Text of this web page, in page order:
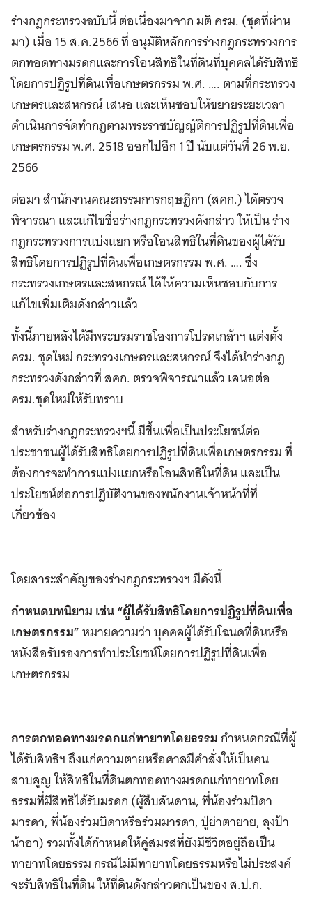
ร่างกฎกระทรวงฉบับนี้ ต่อเนื่องมาจาก มติ ครม. (ชุดที่ผ่าน
มา) เมื่อ 15 ส.ค.2566 ที่ อนุมัติหลักการร่างกฎกระทรวงการ
ตกทอดทางมรดกและการโอนสิทธิในที่ดินที่บุคคลได้รับสิทธิ
โดยการปฏิรูปที่ดินเพื่อเกษตรกรรม พ.ศ. …. ตามที่กระทรวง
เกษตรและสหกรณ์ เสนอ และเห็นชอบให้ขยายระยะเวลา
ดำเนินการจัดทำกฎตามพระราชบัญญัติการปฏิรูปที่ดินเพื่อ
เกษตรกรรม พ.ศ. 2518 ออกไปอีก 1 ปี นับแต่วันที่ 26 พ.ย.
2566
ต่อมา สำนักงานคณะกรรมการกฤษฎีกา (สคก.) ได้ตรวจ
พิจารณา และแก้ไขชื่อร่างกฎกระทรวงดังกล่าว ให้เป็น ร่าง
กฎกระทรวงการแบ่งแยก หรือโอนสิทธิในที่ดินของผู้ได้รับ
สิทธิโดยการปฏิรูปที่ดินเพื่อเกษตรกรรม พ.ศ. …. ซึ่ง
กระทรวงเกษตรและสหกรณ์ ได้ให้ความเห็นชอบกับการ
แก้ไขเพิ่มเติมดังกล่าวแล้ว
ทั้งนี้ภายหลังได้มีพระบรมราชโองการโปรดเกล้าฯ แต่งตั้ง
ครม. ชุดใหม่ กระทรวงเกษตรและสหกรณ์ จึงได้นำร่างกฎ
กระทรวงดังกล่าวที่ สคก. ตรวจพิจารณาแล้ว เสนอต่อ
ครม.ชุดใหม่ให้รับทราบ
สำหรับร่างกฎกระทรวงฯนี้ มีขึ้นเพื่อเป็นประโยชน์ต่อ
ประชาชนผู้ได้รับสิทธิโดยการปฏิรูปที่ดินเพื่อเกษตรกรรม ที่
ต้องการจะทำการแบ่งแยกหรือโอนสิทธิในที่ดิน และเป็น
ประโยชน์ต่อการปฏิบัติงานของพนักงานเจ้าหน้าที่ที่
เกี่ยวข้อง
โดยสาระสำคัญของร่างกฎกระทรวงฯ มีดังนี้
กำหนดบทนิยาม เช่น “ผู้ได้รับสิทธิโดยการปฏิรูปที่ดินเพื่อ
เกษตรกรรม”หมายความว่า บุคคลผู้ได้รับโฉนดที่ดินหรือ
หนังสือรับรองการทำประโยชน์โดยการปฏิรูปที่ดินเพื่อ
เกษตรกรรม
การตกทอดทางมรดกแก่ทายาทโดยธรรมกำหนดกรณีที่ผู้
ได้รับสิทธิฯ ถึงแก่ความตายหรือศาลมีคำสั่งให้เป็นคน
สาบสูญ ให้สิทธิในที่ดินตกทอดทางมรดกแก่ทายาทโดย
ธรรมที่มีสิทธิได้รับมรดก (ผู้สืบสันดาน, พี่น้องร่วมบิดา
มารดา, พี่น้องร่วมบิดาหรือร่วมมารดา, ปู่ย่าตายาย, ลุงป้า
น้าอา) รวมทั้งได้กำหนดให้คู่สมรสที่ยังมีชีวิตอยู่ถือเป็น
ทายาทโดยธรรม กรณีไม่มีทายาทโดยธรรมหรือไม่ประสงค์
จะรับสิทธิในที่ดิน ให้ที่ดินดังกล่าวตกเป็นของ ส.ป.ก.